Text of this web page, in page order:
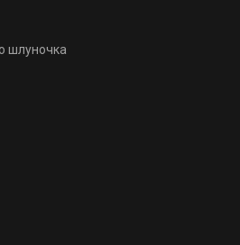
шлуночка